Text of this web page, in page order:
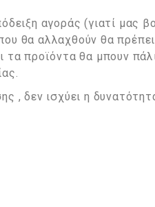
αγοράς (γιατί μας
θα αλλαχθούν θα
τα προϊόντα θα μπουν
, δεν ισχύει η